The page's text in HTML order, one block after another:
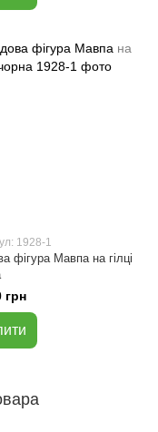
1928-1
фігура Мавпа на гілці
грн